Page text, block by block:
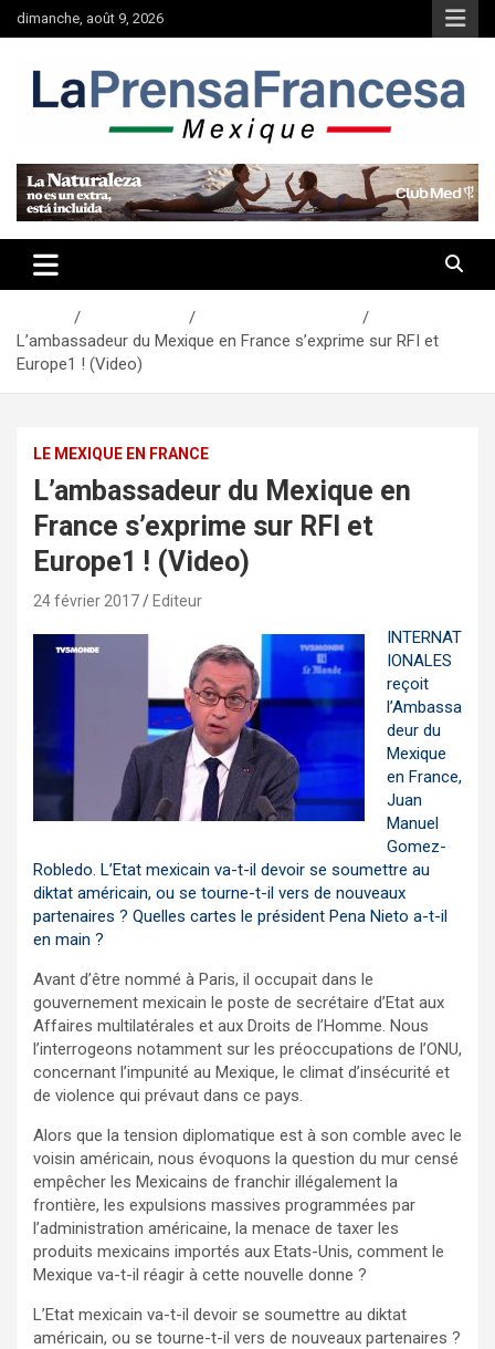
Aller
au
dimanche, août 9, 2026
L’ambassadeur du Mexique en France s’exprime sur RFI et
Europe1 ! (Video)
LE MEXIQUE EN FRANCE
L’ambassadeur du Mexique en
France s’exprime sur RFI et
Europe1 ! (Video)
24 février 2017 Editeur
INTERNAT
IONALES
reçoit
l’Ambassa
deur du
Mexique
en France,
Juan
Manuel
Gomez-
Robledo. L’Etat mexicain va-t-il devoir se soumettre au
diktat américain, ou se tourne-t-il vers de nouveaux
partenaires ? Quelles cartes le président Pena Nieto a-t-il
en main ?
Avant d’être nommé à Paris, il occupait dans le
gouvernement mexicain le poste de secrétaire d’Etat aux
Affaires multilatérales et aux Droits de l’Homme. Nous
l’interrogeons notamment sur les préoccupations de l’ONU,
concernant l’impunité au Mexique, le climat d’insécurité et
de violence qui prévaut dans ce pays.
Alors que la tension diplomatique est à son comble avec le
voisin américain, nous évoquons la question du mur censé
empêcher les Mexicains de franchir illégalement la
frontière, les expulsions massives programmées par
l’administration américaine, la menace de taxer les
produits mexicains importés aux Etats-Unis, comment le
Mexique va-t-il réagir à cette nouvelle donne ?
L’Etat mexicain va-t-il devoir se soumettre au diktat
américain, ou se tourne-t-il vers de nouveaux partenaires ?